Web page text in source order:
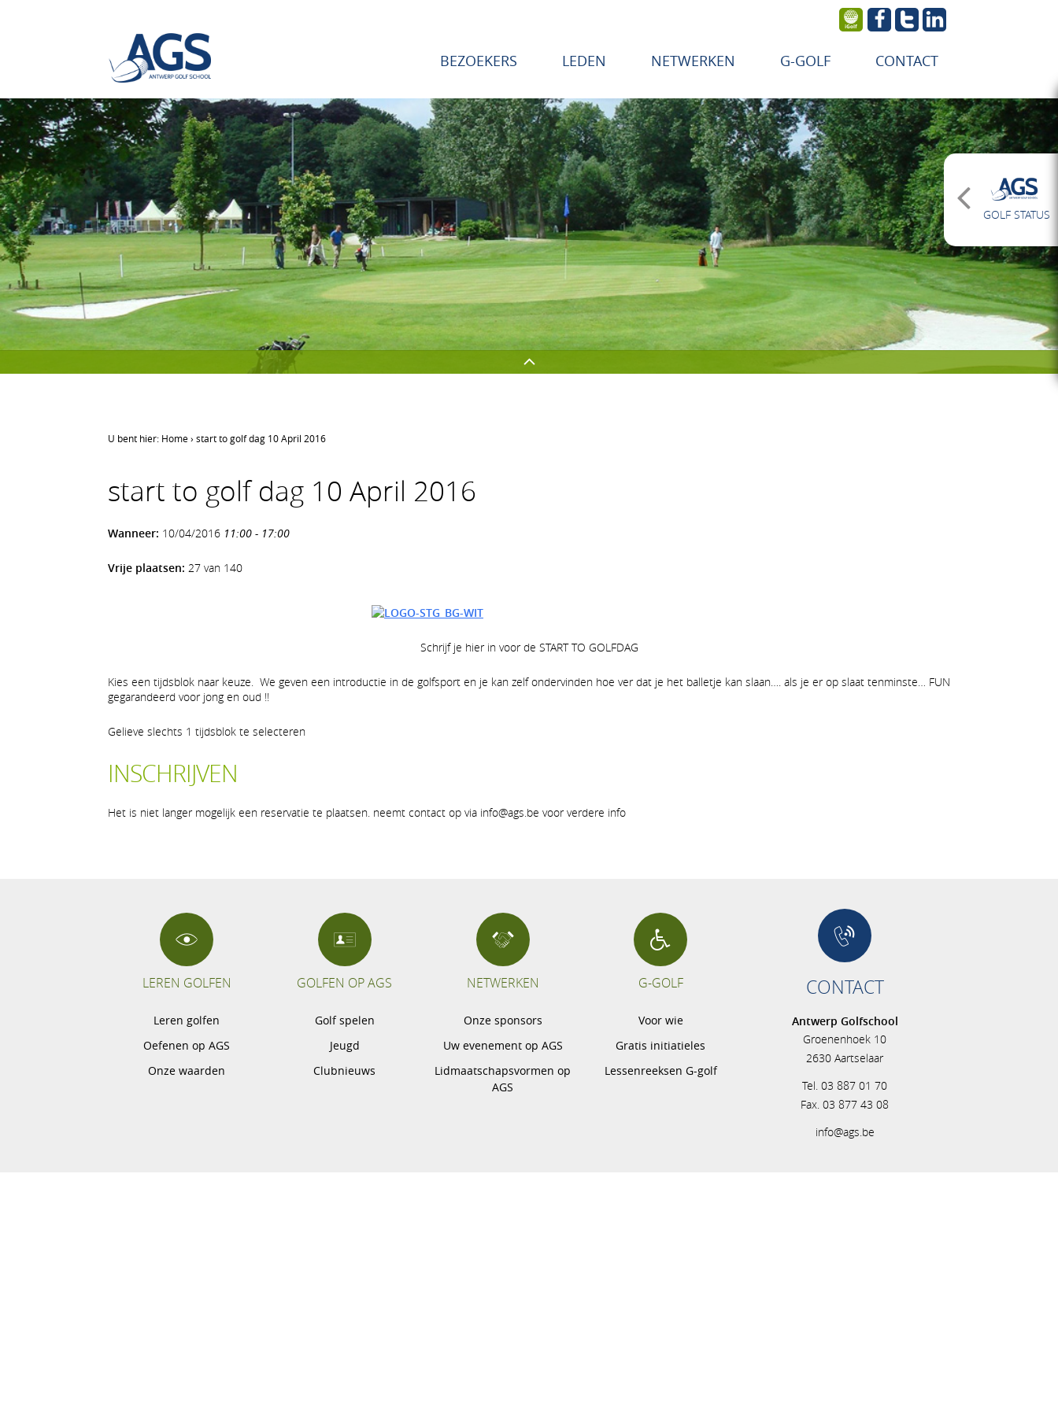
BEZOEKERS LEDEN NETWERKEN G-GOLF CONTACT
Leren golfen
Onze waarden
Golf spelen
GOLF STATUS
U bent hier: Home› start to golf dag 10 April 2016
start to golf dag 10 April 2016
Wanneer: 10/04/2016 11:00 - 17:00
Vrije plaatsen: 27 van 140
Schrijf je hier in voor de START TO GOLFDAG
Kies een tijdsblok naar keuze. We geven een introductie in de golfsport en je kan zelf ondervinden hoe ver dat je het balletje kan slaan…. als je er op slaat tenminste… FUN
gegarandeerd voor jong en oud !!
Gelieve slechts 1 tijdsblok te selecteren
INSCHRIJVEN
Het is niet langer mogelijk een reservatie te plaatsen. neemt contact op via info@ags.be voor verdere info
LEREN GOLFEN
Leren golfen
Oefenen op AGS
Onze waarden
GOLFEN OP AGS
Golf spelen
Jeugd
Clubnieuws
NETWERKEN
Onze sponsors
Uw evenement op AGS
Lidmaatschapsvormen op
AGS
G-GOLF
Voor wie
Gratis initiatieles
Lessenreeksen G-golf
CONTACT
Antwerp Golfschool
Groenenhoek 10
2630 Aartselaar
Tel. 03 887 01 70
Fax. 03 877 43 08
info@ags.be